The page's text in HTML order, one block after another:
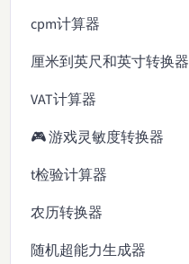
cpm计算器
厘米到英尺和英寸转换器
VAT计算器
🎮 游戏灵敏度转换器
t检验计算器
农历转换器
随机超能力生成器